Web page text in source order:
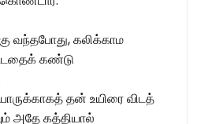
வந்தபோது, கலிக்காம
கண்டு
தன் உயிரை விடத்
அதே கத்தியால்